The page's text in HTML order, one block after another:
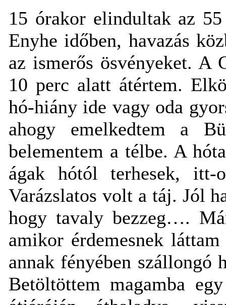
15 órakor elindultak az
Enyhe időben, havazás
az ismerős ösvényeket. A
10 perc alatt átértem.
hó-hiány ide vagy oda
ahogy emelkedtem a
belementem a télbe. A
ágak hótól terhesek,
Varázslatos volt a táj. Jól
hogy tavaly bezzeg….
amikor érdemesnek
annak fényében szállongó
Betöltöttem magamba